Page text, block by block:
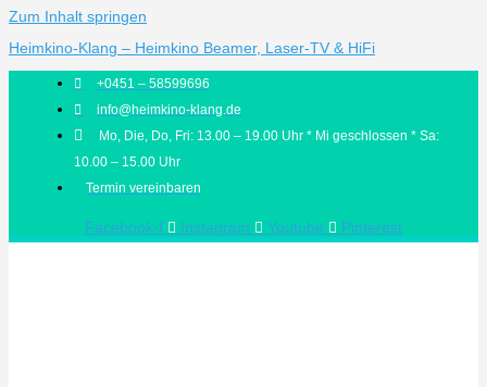
Zum Inhalt springen
Heimkino-Klang – Heimkino Beamer, Laser-TV & HiFi
+0451 – 58599696
info@heimkino-klang.de
Mo, Die, Do, Fri: 13.00 – 19.00 Uhr * Mi geschlossen * Sa:
10.00 – 15.00 Uhr
Termin vereinbaren
Facebook-f Instagram Youtube Pinterest